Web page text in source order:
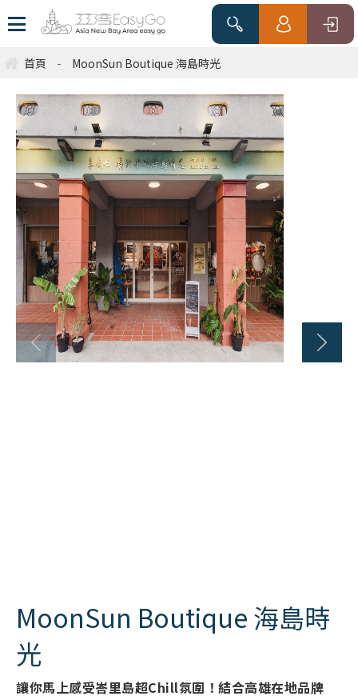
首頁 - MoonSun Boutique 海島時光
MoonSun Boutique 海島時
光
讓你馬上感受峇里島超Chill氛圍！結合高雄在地品牌